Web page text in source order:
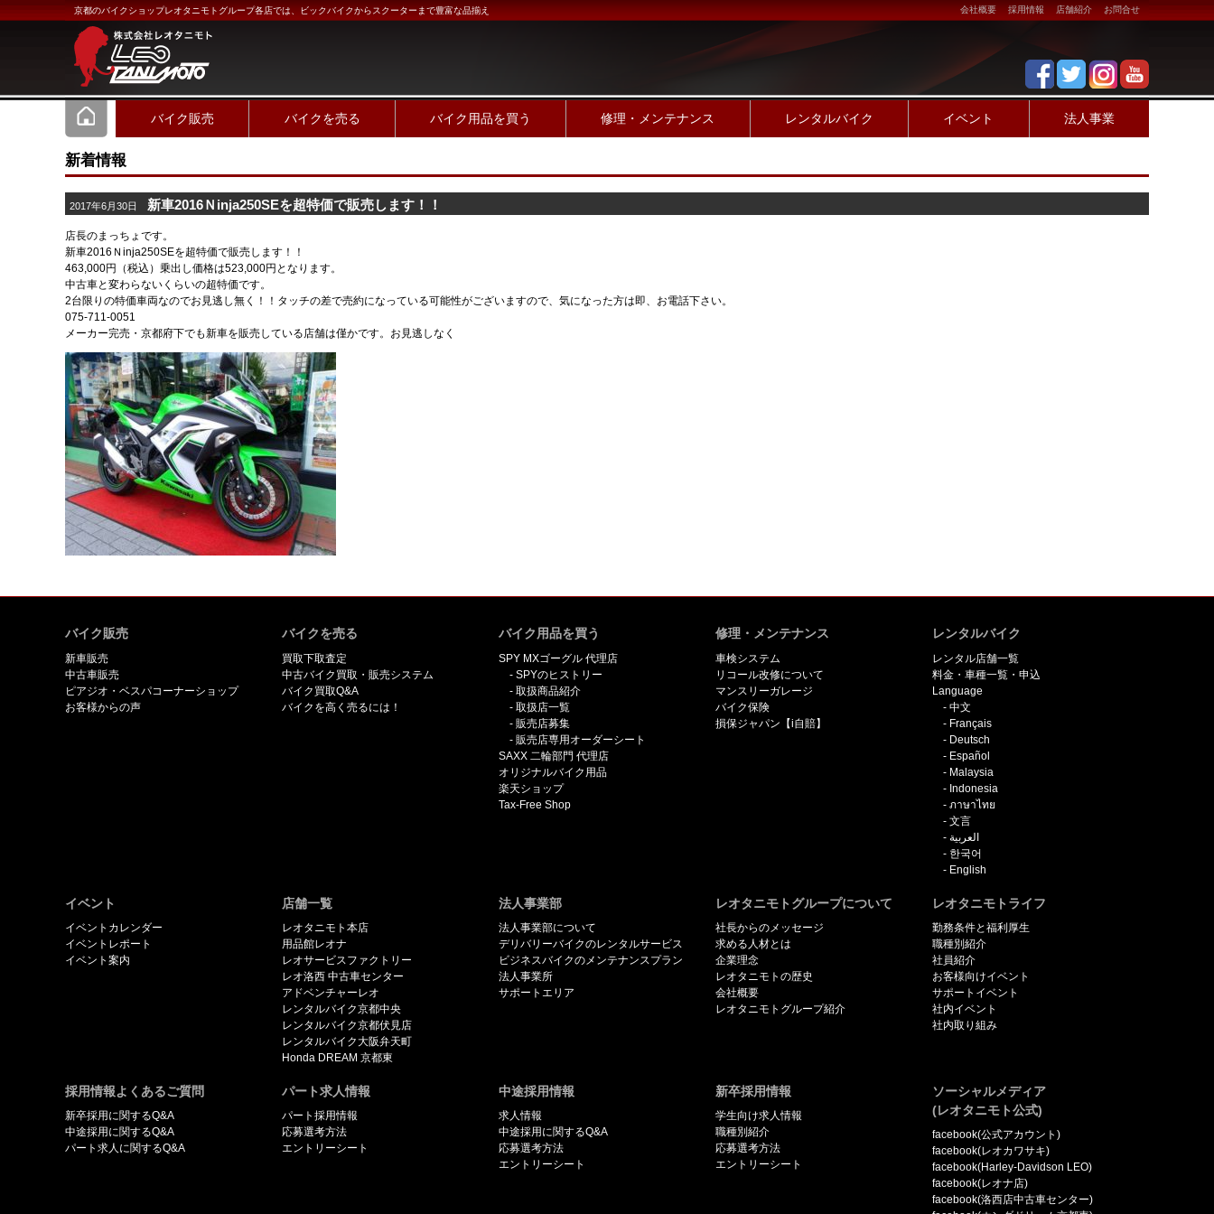
会社概要 採用情報 店舗紹介 お問合せ
京都のバイクショップレオタニモトグループ各店では、ビックバイクからスクーターまで豊富な品揃え
バイク販売 バイクを売る バイク用品を買う 修理・メンテナンス レンタルバイク イベント 法人事業
新着情報
2017年6月30日 新車2016Ｎinja250SEを超特価で販売します！！
店長のまっちょです。
新車2016Ｎinja250SEを超特価で販売します！！
463,000円（税込）乗出し価格は523,000円となります。
中古車と変わらないくらいの超特価です。
2台限りの特価車両なのでお見逃し無く！！タッチの差で売約になっている可能性がございますので、気になった方は即、お電話下さい。
075-711-0051
メーカー完売・京都府下でも新車を販売している店舗は僅かです。お見逃しなく
バイク販売
新車販売
中古車販売
ピアジオ・ベスパコーナーショップ
お客様からの声
バイクを売る
買取下取査定
中古バイク買取・販売システム
バイク買取Q&A
バイクを高く売るには！
バイク用品を買う
SPY MXゴーグル 代理店
SPYのヒストリー
取扱商品紹介
取扱店一覧
販売店募集
販売店専用オーダーシート
SAXX 二輪部門 代理店
オリジナルバイク用品
楽天ショップ
Tax-Free Shop
修理・メンテナンス
車検システム
リコール改修について
マンスリーガレージ
バイク保険
損保ジャパン【i自賠】
レンタルバイク
レンタル店舗一覧
料金・車種一覧・申込
Language
中文
Français
Deutsch
Español
Malaysia
Indonesia
ภาษาไทย
文言
العربية
한국어
English
イベント
イベントカレンダー
イベントレポート
イベント案内
店舗一覧
レオタニモト本店
用品館レオナ
レオサービスファクトリー
レオ洛西 中古車センター
アドベンチャーレオ
レンタルバイク京都中央
レンタルバイク京都伏見店
レンタルバイク大阪弁天町
Honda DREAM 京都東
法人事業部
法人事業部について
デリバリーバイクのレンタルサービス
ビジネスバイクのメンテナンスプラン
法人事業所
サポートエリア
レオタニモトグループについて
社長からのメッセージ
求める人材とは
企業理念
レオタニモトの歴史
会社概要
レオタニモトグループ紹介
レオタニモトライフ
勤務条件と福利厚生
職種別紹介
社員紹介
お客様向けイベント
サポートイベント
社内イベント
社内取り組み
採用情報よくあるご質問
新卒採用に関するQ&A
中途採用に関するQ&A
パート求人に関するQ&A
パート求人情報
パート採用情報
応募選考方法
エントリーシート
中途採用情報
求人情報
中途採用に関するQ&A
応募選考方法
エントリーシート
新卒採用情報
学生向け求人情報
職種別紹介
応募選考方法
エントリーシート
ソーシャルメディア
(レオタニモト公式)
facebook(公式アカウント)
facebook(レオカワサキ)
facebook(Harley-Davidson LEO)
facebook(レオナ店)
facebook(洛西店中古車センター)